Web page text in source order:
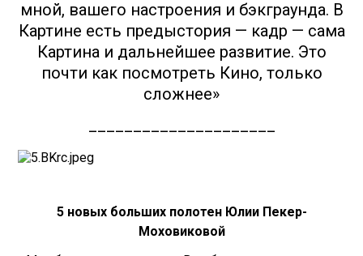
мной, вашего настроения и бэкграунда. В
Картине есть предыстория — кадр — сама
Картина и дальнейшее развитие. Это
почти как посмотреть Кино, только
сложнее»
5 новых больших полотен Юлии Пекер-
Моховиковой